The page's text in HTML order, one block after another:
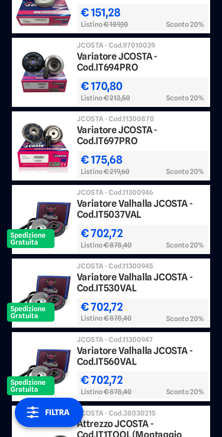
FILTRA
€ 151,28
Listino€ 189,10 Sconto 20%
JCOSTA - Cod.97010039
Variatore JCOSTA -
Cod.IT694PRO
€ 170,80
Listino€ 213,50 Sconto 20%
JCOSTA - Cod.11300870
Variatore JCOSTA -
Cod.IT697PRO
€ 175,68
Listino€ 219,60 Sconto 20%
Spedizione
Gratuita
JCOSTA - Cod.11300946
Variatore Valhalla JCOSTA -
Cod.IT5037VAL
€ 702,72
Listino€ 878,40 Sconto 20%
Spedizione
Gratuita
JCOSTA - Cod.11300945
Variatore Valhalla JCOSTA -
Cod.IT530VAL
€ 702,72
Listino€ 878,40 Sconto 20%
Spedizione
Gratuita
JCOSTA - Cod.11300947
Variatore Valhalla JCOSTA -
Cod.IT560VAL
€ 702,72
Listino€ 878,40 Sconto 20%
JCOSTA - Cod.38030215
Attrezzo JCOSTA -